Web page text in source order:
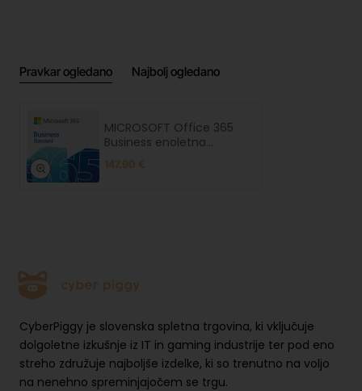
Pravkar ogledano Najbolj ogledano
MICROSOFT Office 365
Business enoletna
naročnina
147.90 €
CyberPiggy je slovenska spletna trgovina, ki vključuje
dolgoletne izkušnje iz IT in gaming industrije ter pod eno
streho združuje najboljše izdelke, ki so trenutno na voljo
na nenehno spreminjajočem se trgu.